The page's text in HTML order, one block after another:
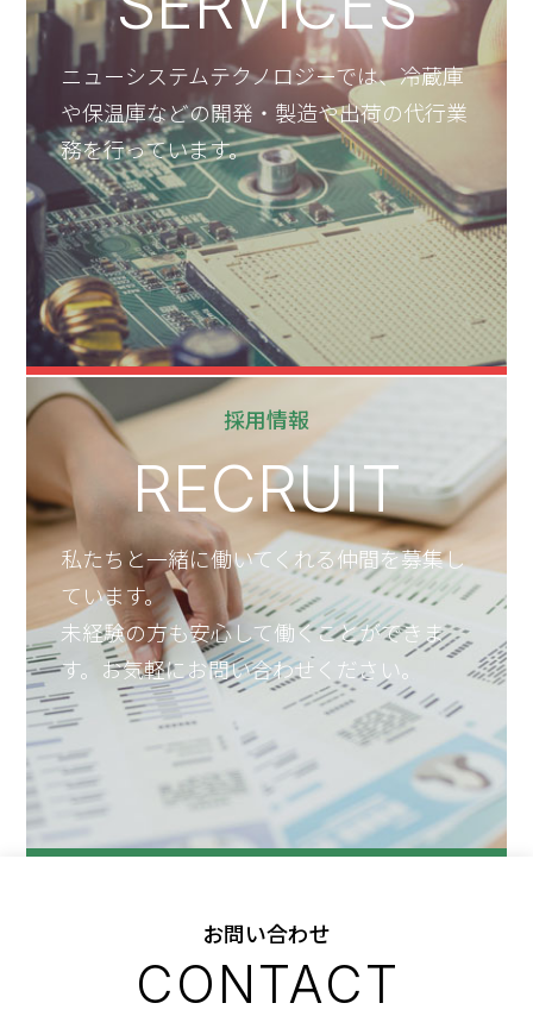
ニューシステムテクノロジーでは、冷蔵庫
や保温庫などの開発・製造や出荷の代行業
務を行っています。
採用情報
私たちと一緒に働いてくれる仲間を募集し
ています。
未経験の方も安心して働くことができま
す。お気軽にお問い合わせください。
お問い合わせ